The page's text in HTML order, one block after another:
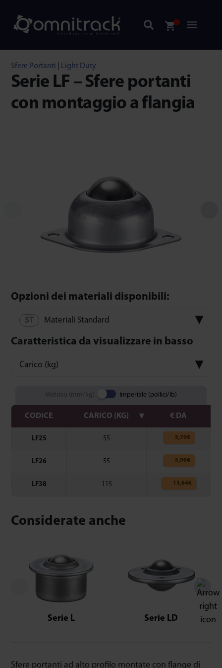
Sfere Portanti Light Duty
Serie LF – Sfere portanti
con montaggio a flangia
Opzioni dei materiali disponibili:
Materiali Standard
Caratteristica da visualizzare in basso
Carico (kg)
Metrico (mm/kg) Imperiale (pollici/lb)
CODICE CARICO (KG) € DA
LF25 55 5,70€
LF26 55 5,96€
LF38 115 13,64 €
Considerate anche
Serie L Serie LD
Sfere portanti ad alto profilo montate con flange di